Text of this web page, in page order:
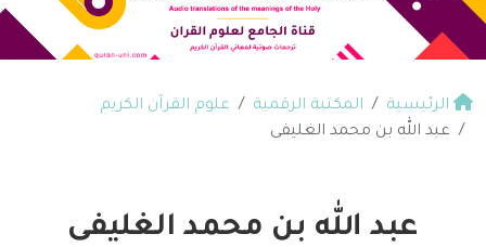
الرئيسية المكتبة الرقمية
علوم القرآن الكريم
عبد الله بن محمد الغليفى
عبد الله بن محمد الغليفى